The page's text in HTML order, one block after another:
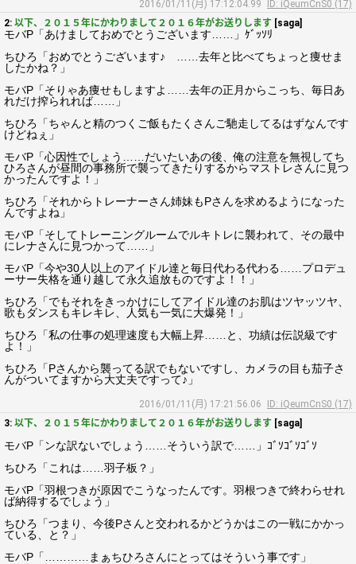
2016/01/11(月) 17:12:04.99
ID: iQeumCnS0 (17)
2: 以下、２０１５年にかわりまして２０１６年がお送りします [saga]
モバP「あけましておめでとうございます……」ｹﾞｯｿﾘ
ちひろ「おめでとうございます♪ ……去年と比べてちょっと痩せま
したかね？」
モバP「そりゃあ痩せもしますよ……去年の正月からこっち、毎日あ
れだけ搾られれば……」
ちひろ「ちゃんと精のつくご飯もたくさんご馳走してるはずなんです
けどねぇ」
モバP「心因性でしょう……だいたいあの後、俺の注意を無視してち
ひろさんが昼間の事務所で襲ってきたりするからマストレさんに見つ
かったんですよ！」
ちひろ「それからトレーナーさん姉妹もPさんを求めるようになった
んですよね」
モバP「そしてトレーニングルームでルキトレに襲われて、その最中
にレナさんに見つかって……」
モバP「今や30人以上のアイドル達と毎日代わる代わる……プロデュ
ーサー失格を通り越して永久追放ものですよ！！」
ちひろ「でもそれをきっかけにしてアイドル達のお肌はツヤッツヤ、
歌もダンスもキレキレ、人気も一気に大爆発！」
ちひろ「私の仕事の処理速度も大幅上昇……と、功績は伝説級です
よ！」
ちひろ「Pさんから襲ってる訳でもないですし、カメラの目も茄子さ
んがついてますから大丈夫ですって♪」
2016/01/11(月) 17:21:56.06
ID: iQeumCnS0 (17)
3: 以下、２０１５年にかわりまして２０１６年がお送りします [saga]
モバP「ンな訳ないでしょう……そういう訳で……」ｺﾞｿｺﾞｿｺﾞｿ
ちひろ「これは……羽子板？」
モバP「羽根つきが原因でこうなったんです。羽根つきで終わらせれ
ば納得するでしょう」
ちひろ「つまり、今後Pさんと交われるかどうかはこの一戦にかかっ
ている、と？」
モバP「…………まぁちひろさんにとってはそういう事です」